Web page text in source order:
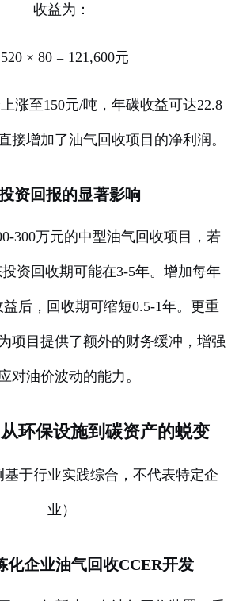
收益为：
× 80 = 121,600元
涨至150元/吨，年碳收益可达22.8
接增加了油气回收项目的净利润。
资回报的显著影响
300万元的中型油气回收项目，若
资回收期可能在3-5年。增加每年
后，回收期可缩短0.5-1年。更重
项目提供了额外的财务缓冲，增强
对油价波动的能力。
环保设施到碳资产的蜕变
基于行业实践综合，不代表特定企
业）
化企业油气回收CCER开发